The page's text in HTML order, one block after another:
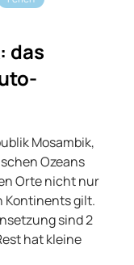
das
Mosambik,
Ozeans
Orte nicht nur
Kontinents gilt.
sind 2
hat kleine